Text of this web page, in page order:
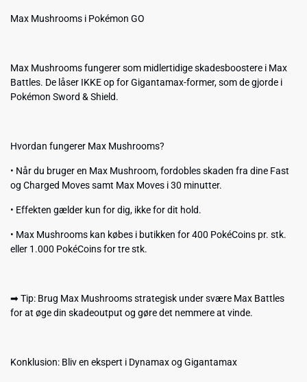
Max Mushrooms i Pokémon GO
Max Mushrooms fungerer som midlertidige skadesboostere i Max
Battles. De låser IKKE op for Gigantamax-former, som de gjorde i
Pokémon Sword & Shield.
Hvordan fungerer Max Mushrooms?
• Når du bruger en Max Mushroom, fordobles skaden fra dine Fast
og Charged Moves samt Max Moves i 30 minutter.
• Effekten gælder kun for dig, ikke for dit hold.
• Max Mushrooms kan købes i butikken for 400 PokéCoins pr. stk.
eller 1.000 PokéCoins for tre stk.
➡ Tip: Brug Max Mushrooms strategisk under svære Max Battles
for at øge din skadeoutput og gøre det nemmere at vinde.
Konklusion: Bliv en ekspert i Dynamax og Gigantamax